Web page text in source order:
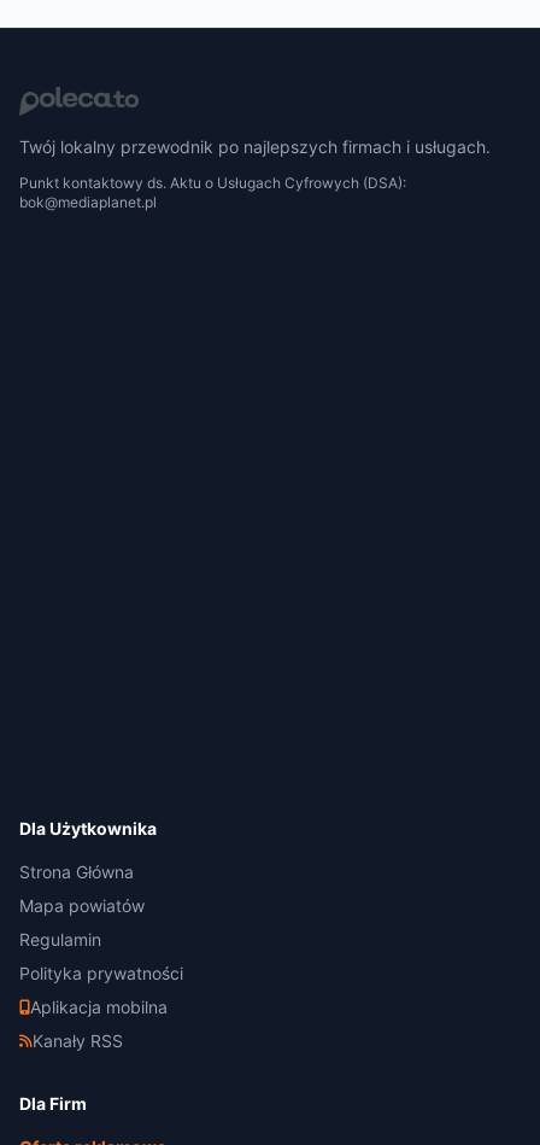
Twój lokalny przewodnik po najlepszych firmach i usługach.
Punkt kontaktowy ds. Aktu o Usługach Cyfrowych (DSA):
bok@mediaplanet.pl
Dla Użytkownika
Strona Główna
Mapa powiatów
Regulamin
Polityka prywatności
Aplikacja mobilna
Kanały RSS
Dla Firm